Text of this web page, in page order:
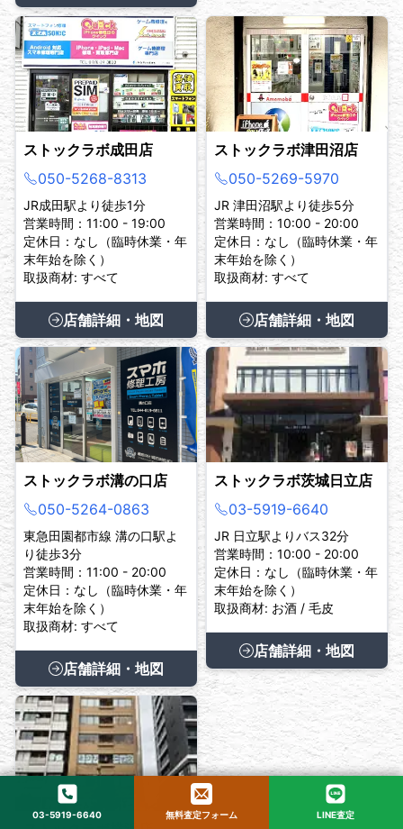
ストックラボ成田店
050-5268-8313
JR成田駅より徒歩1分
営業時間：11:00 - 19:00
定休日：なし（臨時休業・年
末年始を除く）
取扱商材: すべて
店舗詳細・地図
ストックラボ津田沼店
050-5269-5970
JR 津田沼駅より徒歩5分
営業時間：10:00 - 20:00
定休日：なし（臨時休業・年
末年始を除く）
取扱商材: すべて
店舗詳細・地図
ストックラボ溝の口店
050-5264-0863
東急田園都市線 溝の口駅よ
り徒歩3分
営業時間：11:00 - 20:00
定休日：なし（臨時休業・年
末年始を除く）
取扱商材: すべて
店舗詳細・地図
ストックラボ茨城日立店
03-5919-6640
JR 日立駅よりバス32分
営業時間：10:00 - 20:00
定休日：なし（臨時休業・年
末年始を除く）
取扱商材: お酒 / 毛皮
店舗詳細・地図
03-5919-6640 無料査定フォーム LINE査定